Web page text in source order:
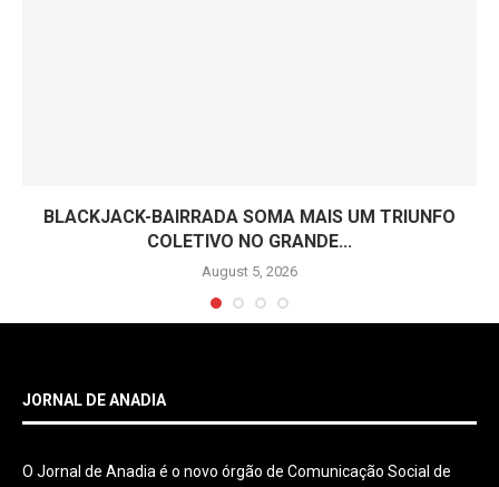
BLACKJACK-BAIRRADA SOMA MAIS UM TRIUNFO
COLETIVO NO GRANDE...
August 5, 2026
JORNAL DE ANADIA
O Jornal de Anadia é o novo órgão de Comunicação Social de